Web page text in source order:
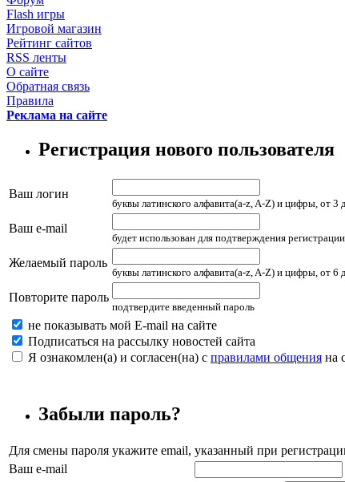
Flash игры
Игровой магазин
Рейтинг сайтов
RSS ленты
О сайте
Обратная связь
Правила
Реклама на сайте
Регистрация нового пользователя
Ваш логин
буквы латинского алфавита(a-z, A-Z) и цифры, от 3
Ваш e-mail
будет использован для подтверждения регистрации
Желаемый пароль
буквы латинского алфавита(a-z, A-Z) и цифры, от 6
Повторите пароль
подтвердите введенный пароль
не показывать мой E-mail на сайте
Подписаться на рассылку новостей сайта
Я ознакомлен(а) и согласен(на) с правилами общения на
Забыли пароль?
Для смены пароля укажите email, указанный при
Ваш e-mail